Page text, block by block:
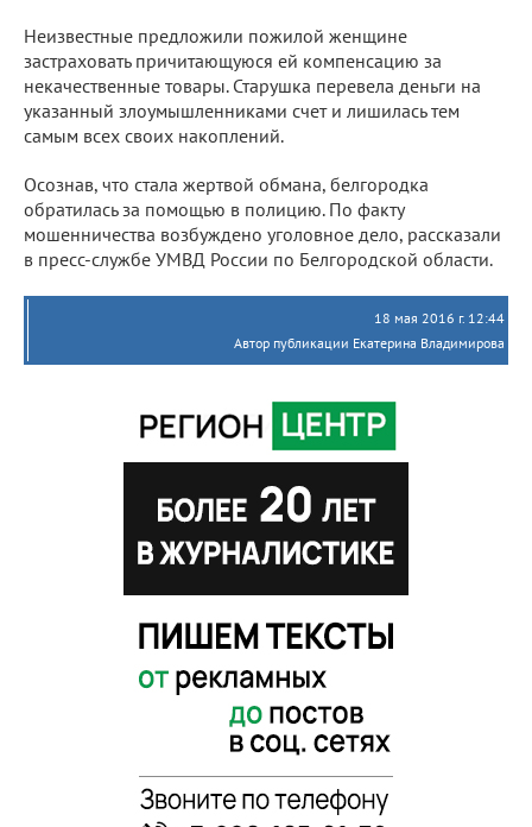
Неизвестные предложили пожилой женщине
застраховать причитающуюся ей компенсацию за
некачественные товары. Старушка перевела деньги на
указанный злоумышленниками счет и лишилась тем
самым всех своих накоплений.
Осознав, что стала жертвой обмана, белгородка
обратилась за помощью в полицию. По факту
мошенничества возбуждено уголовное дело, рассказали
в пресс-службе УМВД России по Белгородской области.
18 мая 2016 г. 12:44
Автор публикации Екатерина Владимирова